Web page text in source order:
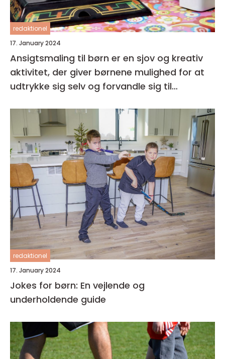
redaktionel
17. January 2024
Ansigtsmaling til børn er en sjov og kreativ
aktivitet, der giver børnene mulighed for at
udtrykke sig selv og forvandle sig til
redaktionel
17. January 2024
Jokes for børn: En vejlende og
underholdende guide